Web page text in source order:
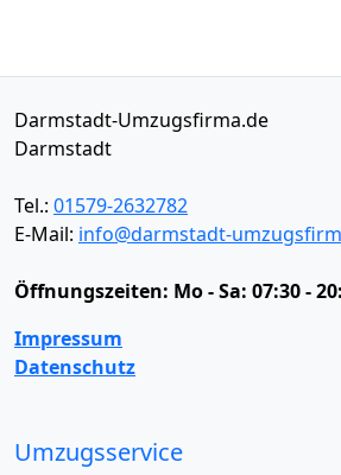
Darmstadt-Umzugsfirma.de
Darmstadt
Tel.: 01579-2632782
E-Mail: info@darmstadt-
Öffnungszeiten: Mo - Sa: 07:30 -
Impressum
Datenschutz
Umzugsservice